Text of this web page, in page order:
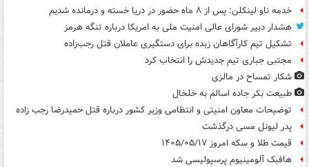
خدمه ناو لینکلن: پس از ۸ ماه حضور در دریا خسته و درمانده‌ شدیم
هشدار دبیر شورای عالی امنیت ملی به امریکا درباره تنگه هرمز
تشکیل تیم کارآگاهان زبده برای دستگیری عاملان قتل رجب‌زاده
مجتبی جباری تیم جدیدش را انتخاب کرد
شکار تمساح در مالزی
طبیعت بکر جاده اسالم به خلخال
توضیحات معاون امنیتی و انتظامی وزیر کشور درباره قتل حمیدرضا رجب زاده
پدر لیونل مسی درگذشت
قیمت طلا و سکه امروز ۱۴۰۵/۰۵/۱۷
هافبک آلومینیوم پرسپولیسی شد